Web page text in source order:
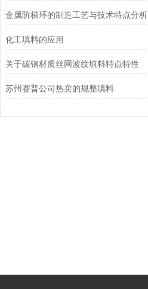
金属阶梯环的制造工艺与技术特点分析
化工填料的应用
关于碳钢材质丝网波纹填料特点特性
苏州赛普公司热卖的规整填料